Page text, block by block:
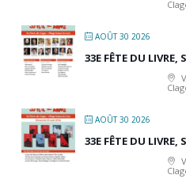
AOÛT 30 2026
33E FÊTE DU LIVRE,
AOÛT 30 2026
33E FÊTE DU LIVRE,